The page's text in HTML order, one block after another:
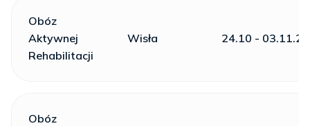
Obóz
Aktywnej
Rehabilitacji
Wisła 24.10 -
Obóz